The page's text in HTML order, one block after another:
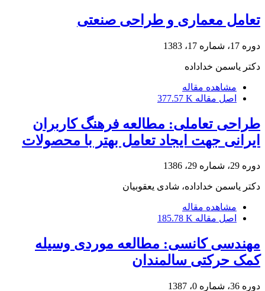
تعامل معماری و طراحی صنعتی
دوره 17، شماره 17، 1383
دکتر یاسمن خداداده
مشاهده مقاله
اصل مقاله 377.57 K
طراحی تعاملی: مطالعه فرهنگ کاربران
ایرانی جهت ایجاد تعامل بهتر با محصولات
دوره 29، شماره 29، 1386
دکتر یاسمن خداداده، شادی یعقوبیان
مشاهده مقاله
اصل مقاله 185.78 K
مهندسی کانسی: مطالعه موردی وسیله
کمک حرکتی سالمندان
دوره 36، شماره 0، 1387